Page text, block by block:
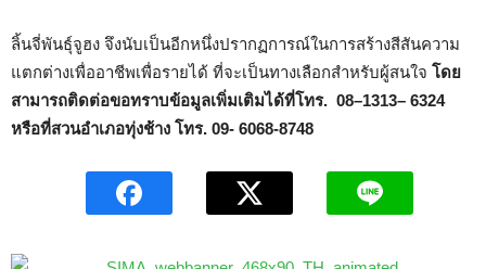
ลิ้นจี่พันธุ์จูฮง จึงนับเป็นอีกหนึ่งปรากฏการณ์ในการสร้างสีสันความ
แตกต่างเพื่ออาชีพเพื่อรายได้ ที่จะเป็นทางเลือกสำหรับผู้สนใจ โดย
สามารถติดต่อขอทราบข้อมูลเพิ่มเติมได้ที่โทร. 08–1313– 6324
หรือที่สวนอำเภอทุ่งช้าง โทร. 09- 6068-8748